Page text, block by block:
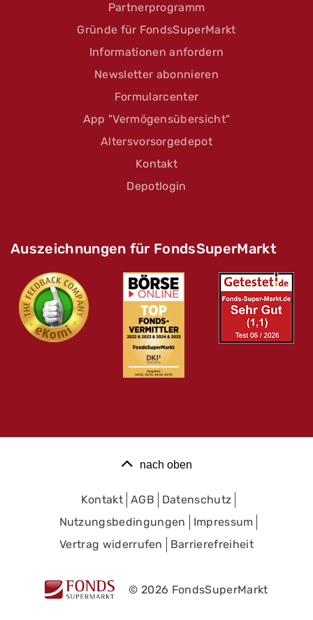
Partnerprogramm
Gründe für FondsSuperMarkt
Informationen anfordern
Newsletter abonnieren
Formularcenter
App "Vermögensübersicht"
Altersvorsorgedepot
Kontakt
Depotlogin
Auszeichnungen für FondsSuperMarkt
nach oben
Kontakt AGB
Datenschutz
Nutzungsbedingungen
Impressum
Vertrag widerrufen
Barrierefreiheit
© 2026 FondsSuperMarkt